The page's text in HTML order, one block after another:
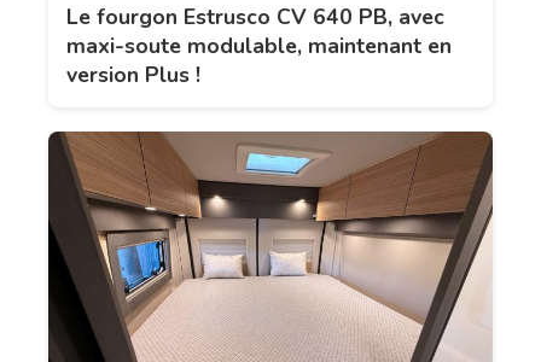
Le fourgon Estrusco CV 640 PB, avec
maxi-soute modulable, maintenant en
version Plus !